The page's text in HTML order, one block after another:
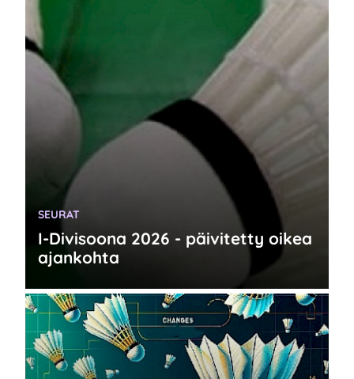
I-Divisoona 2026 - päivitetty oikea
ajankohta
KATEGORIA:
SEURAT